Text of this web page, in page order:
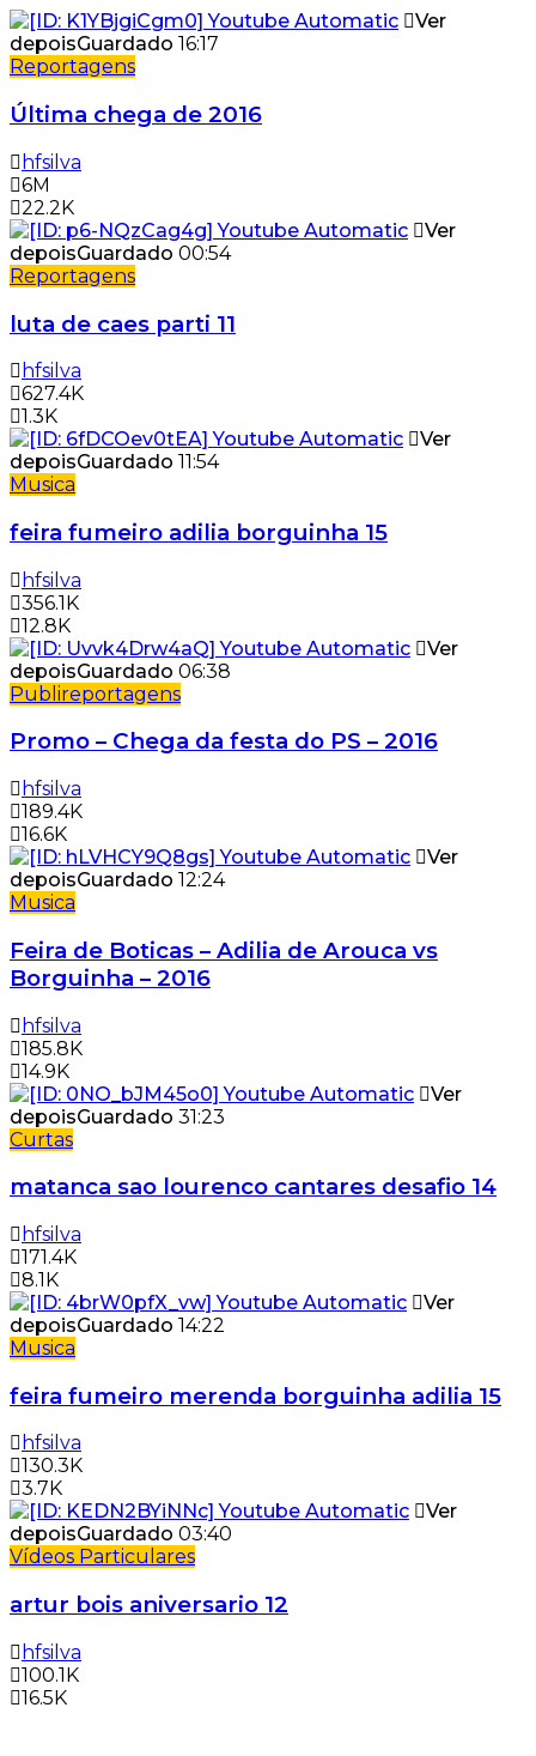
Ver
depoisGuardado 16:17
Reportagens
Última chega de 2016
hfsilva
6M
22.2K
Ver
depoisGuardado 00:54
Reportagens
luta de caes parti 11
hfsilva
627.4K
1.3K
Ver
depoisGuardado 11:54
Musica
feira fumeiro adilia borguinha 15
hfsilva
356.1K
12.8K
Ver
depoisGuardado 06:38
Publireportagens
Promo – Chega da festa do PS – 2016
hfsilva
189.4K
16.6K
Ver
depoisGuardado 12:24
Musica
Feira de Boticas – Adilia de Arouca vs
Borguinha – 2016
hfsilva
185.8K
14.9K
Ver
depoisGuardado 31:23
Curtas
matanca sao lourenco cantares desafio 14
hfsilva
171.4K
8.1K
Ver
depoisGuardado 14:22
Musica
feira fumeiro merenda borguinha adilia 15
hfsilva
130.3K
3.7K
Ver
depoisGuardado 03:40
Vídeos Particulares
artur bois aniversario 12
hfsilva
100.1K
16.5K